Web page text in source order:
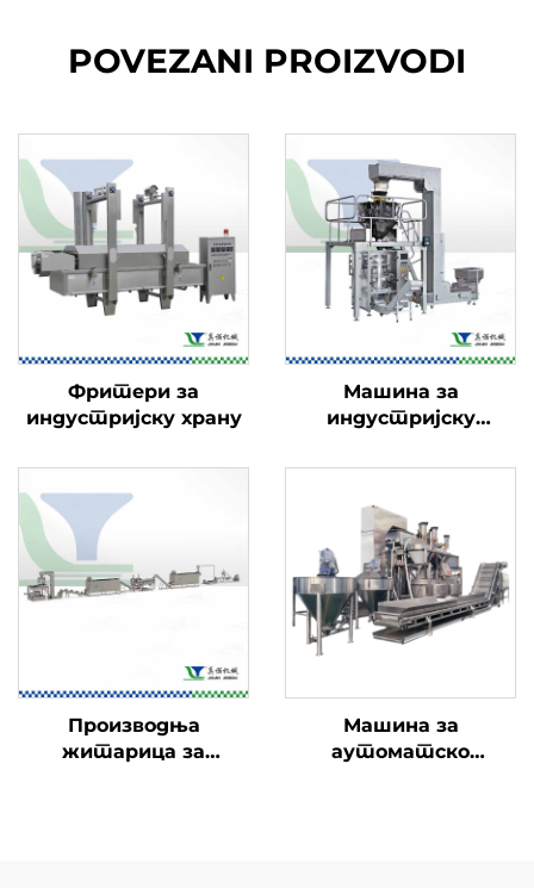
POVEZANI PROIZVODI
Фритери за
индустријску храну
Машина за
индустријску
Производња
житарица за
Машина за
аутоматско